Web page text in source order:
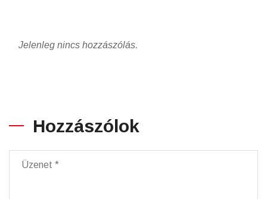
Jelenleg nincs hozzászólás.
Hozzászólok